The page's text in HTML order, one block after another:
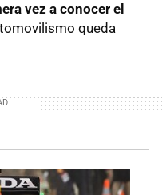
vez a conocer el
queda